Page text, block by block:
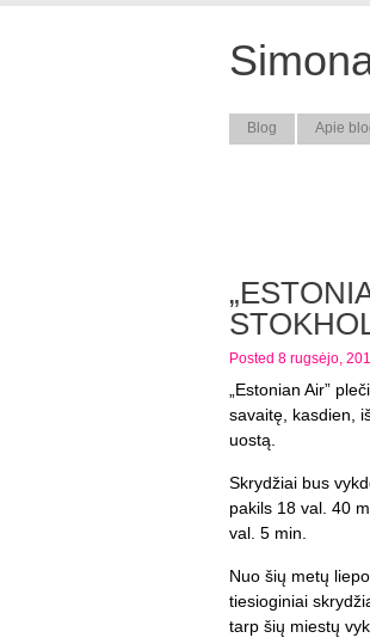
Blog Apie
Posted 8 rugsėjo,
„Estonian Air”
savaitę, kasdien,
uostą.
Skrydžiai bus
pakils 18 val. 40
val. 5 min.
Nuo šių metų
tiesioginiai
tarp šių miestų